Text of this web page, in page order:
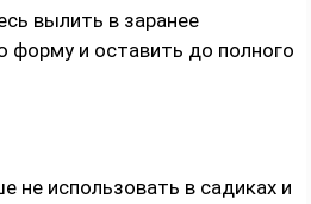
вылить в заранее
форму и оставить до полного
не использовать в садиках и